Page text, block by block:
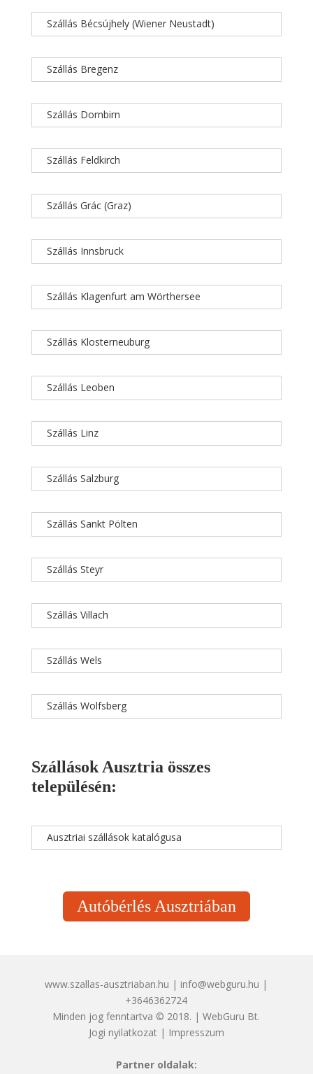
Szállás Bécsújhely (Wiener Neustadt)
Szállás Bregenz
Szállás Dornbirn
Szállás Feldkirch
Szállás Grác (Graz)
Szállás Innsbruck
Szállás Klagenfurt am Wörthersee
Szállás Klosterneuburg
Szállás Leoben
Szállás Linz
Szállás Salzburg
Szállás Sankt Pölten
Szállás Steyr
Szállás Villach
Szállás Wels
Szállás Wolfsberg
Szállások Ausztria összes
településén:
Ausztriai szállások katalógusa
Autóbérlés Ausztriában
www.szallas-ausztriaban.hu | info@webguru.hu |
+3646362724
Minden jog fenntartva © 2018. | WebGuru Bt.
Jogi nyilatkozat| Impresszum
Partner oldalak: